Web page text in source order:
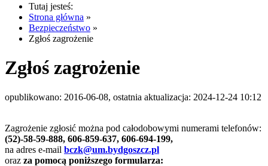
Tutaj jesteś:
Strona główna »
Bezpieczeństwo »
Zgłoś zagrożenie
Zgłoś zagrożenie
opublikowano: 2016-06-08, ostatnia aktualizacja: 2024-12-24 10:12
Zagrożenie zgłosić można pod całodobowymi numerami telefonów:
(52)-58-59-888, 606-859-637, 606-694-199,
na adres e-mail bczk@um.bydgoszcz.pl
oraz za pomocą poniższego formularza: